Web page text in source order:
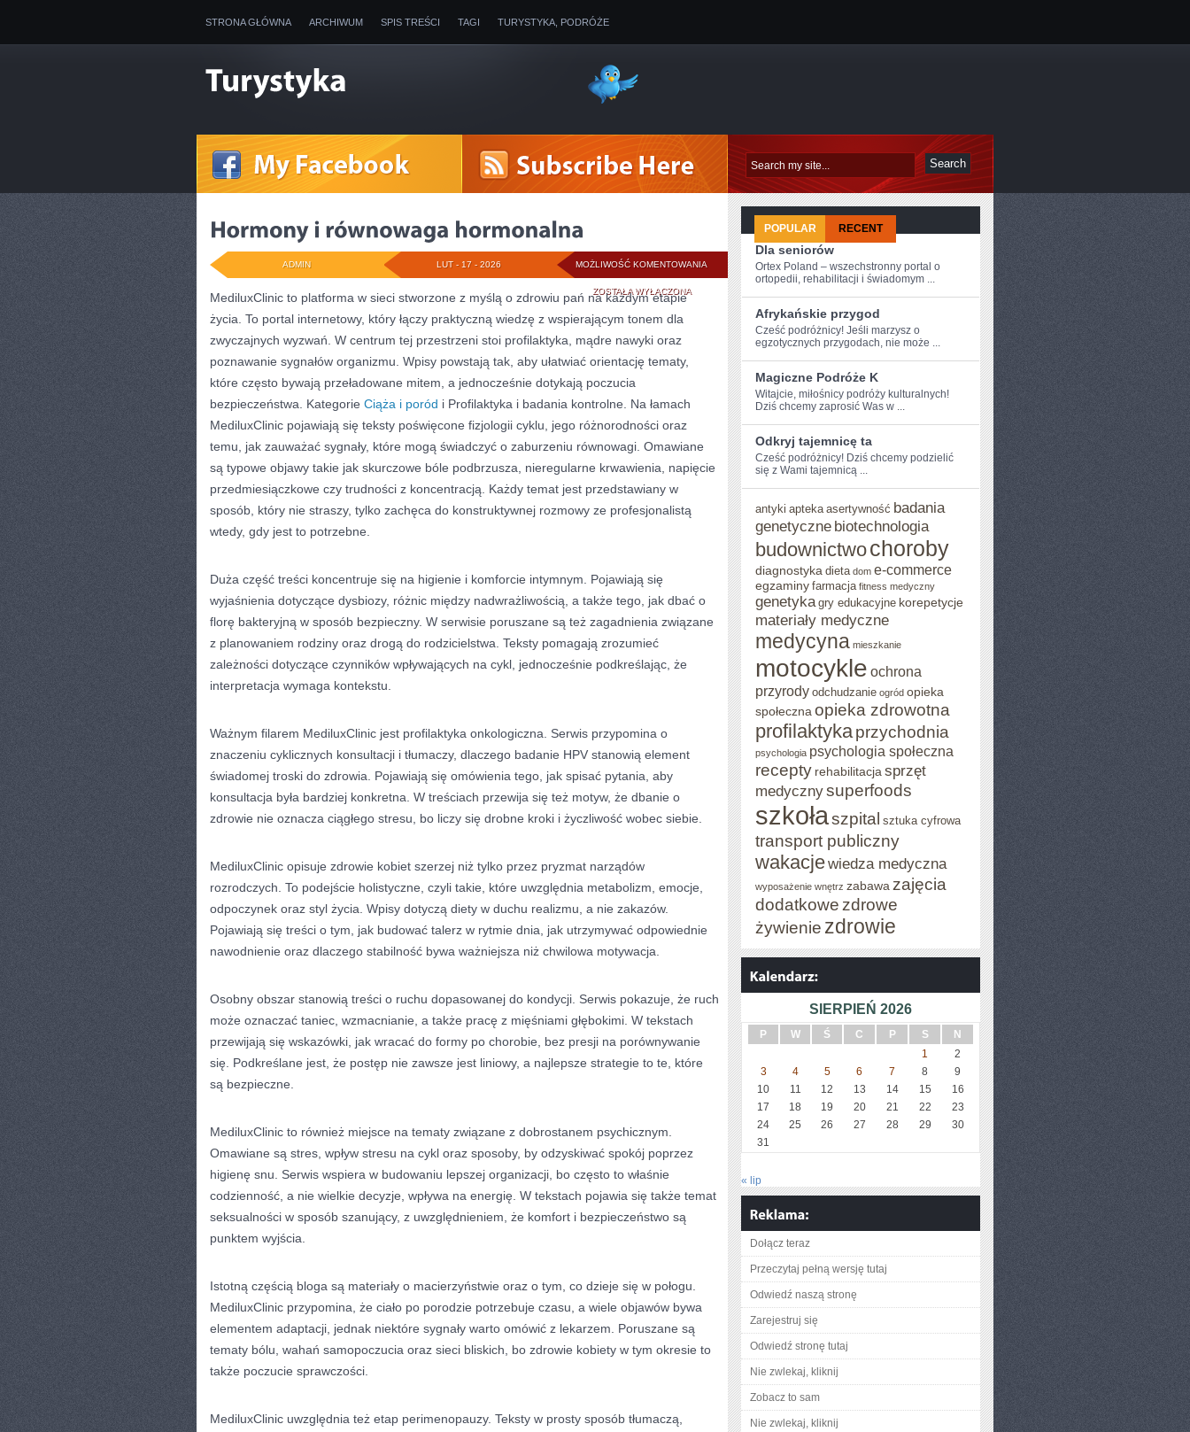
STRONA GŁÓWNA ARCHIWUM SPIS TREŚCI TAGI TURYSTYKA, PODRÓŻE
MOŻLIWOŚĆ KOMENTOWANIA HORMONY
RÓWNOWAGA
HORMONALNA
ZOSTAŁA WYŁĄCZONA
LUT - 17 - 2026
ADMIN
MediluxClinic to platforma w sieci stworzone z myślą o zdrowiu pań na każdym etapie
życia. To portal internetowy, który łączy praktyczną wiedzę z wspierającym tonem dla
zwyczajnych wyzwań. W centrum tej przestrzeni stoi profilaktyka, mądre nawyki oraz
poznawanie sygnałów organizmu. Wpisy powstają tak, aby ułatwiać orientację tematy,
które często bywają przeładowane mitem, a jednocześnie dotykają poczucia
bezpieczeństwa. Kategorie Ciąża i poród i Profilaktyka i badania kontrolne. Na łamach
MediluxClinic pojawiają się teksty poświęcone fizjologii cyklu, jego różnorodności oraz
temu, jak zauważać sygnały, które mogą świadczyć o zaburzeniu równowagi. Omawiane
są typowe objawy takie jak skurczowe bóle podbrzusza, nieregularne krwawienia, napięcie
przedmiesiączkowe czy trudności z koncentracją. Każdy temat jest przedstawiany w
sposób, który nie straszy, tylko zachęca do konstruktywnej rozmowy ze profesjonalistą
wtedy, gdy jest to potrzebne.
Duża część treści koncentruje się na higienie i komforcie intymnym. Pojawiają się
wyjaśnienia dotyczące dysbiozy, różnic między nadwrażliwością, a także tego, jak dbać o
florę bakteryjną w sposób bezpieczny. W serwisie poruszane są też zagadnienia związane
z planowaniem rodziny oraz drogą do rodzicielstwa. Teksty pomagają zrozumieć
zależności dotyczące czynników wpływających na cykl, jednocześnie podkreślając, że
interpretacja wymaga kontekstu.
Ważnym filarem MediluxClinic jest profilaktyka onkologiczna. Serwis przypomina o
znaczeniu cyklicznych konsultacji i tłumaczy, dlaczego badanie HPV stanowią element
świadomej troski do zdrowia. Pojawiają się omówienia tego, jak spisać pytania, aby
konsultacja była bardziej konkretna. W treściach przewija się też motyw, że dbanie o
zdrowie nie oznacza ciągłego stresu, bo liczy się drobne kroki i życzliwość wobec siebie.
MediluxClinic opisuje zdrowie kobiet szerzej niż tylko przez pryzmat narządów
rozrodczych. To podejście holistyczne, czyli takie, które uwzględnia metabolizm, emocje,
odpoczynek oraz styl życia. Wpisy dotyczą diety w duchu realizmu, a nie zakazów.
Pojawiają się treści o tym, jak budować talerz w rytmie dnia, jak utrzymywać odpowiednie
nawodnienie oraz dlaczego stabilność bywa ważniejsza niż chwilowa motywacja.
Osobny obszar stanowią treści o ruchu dopasowanej do kondycji. Serwis pokazuje, że ruch
może oznaczać taniec, wzmacnianie, a także pracę z mięśniami głębokimi. W tekstach
przewijają się wskazówki, jak wracać do formy po chorobie, bez presji na porównywanie
się. Podkreślane jest, że postęp nie zawsze jest liniowy, a najlepsze strategie to te, które
są bezpieczne.
MediluxClinic to również miejsce na tematy związane z dobrostanem psychicznym.
Omawiane są stres, wpływ stresu na cykl oraz sposoby, by odzyskiwać spokój poprzez
higienę snu. Serwis wspiera w budowaniu lepszej organizacji, bo często to właśnie
codzienność, a nie wielkie decyzje, wpływa na energię. W tekstach pojawia się także temat
seksualności w sposób szanujący, z uwzględnieniem, że komfort i bezpieczeństwo są
punktem wyjścia.
Istotną częścią bloga są materiały o macierzyństwie oraz o tym, co dzieje się w połogu.
MediluxClinic przypomina, że ciało po porodzie potrzebuje czasu, a wiele objawów bywa
elementem adaptacji, jednak niektóre sygnały warto omówić z lekarzem. Poruszane są
tematy bólu, wahań samopoczucia oraz sieci bliskich, bo zdrowie kobiety w tym okresie to
także poczucie sprawczości.
MediluxClinic uwzględnia też etap perimenopauzy. Teksty w prosty sposób tłumaczą,
POPULAR RECENT
Dla seniorów
Ortex Poland – wszechstronny portal o
ortopedii, rehabilitacji i świadomym ...
Afrykańskie przygod
Cześć podróżnicy!⁤ Jeśli marzysz o ​
egzotycznych przygodach, nie może ...
Magiczne Podróże K
Witajcie, miłośnicy podróży kulturalnych!‌
Dziś​ chcemy zaprosić Was w ...
Odkryj tajemnicę ta
Cześć podróżnicy! Dziś chcemy podzielić
się z Wami tajemnicą ...
antyki apteka asertywność badania
genetyczne biotechnologia
budownictwochoroby
diagnostyka dieta dom e-commerce
egzaminy farmacja fitness medyczny
genetyka gry edukacyjne korepetycje
materiały medyczne
medycyna mieszkanie
motocykle ochrona
przyrody odchudzanie ogród opieka
społeczna opieka zdrowotna
profilaktykaprzychodnia
psychologia psychologia społeczna
recepty rehabilitacja sprzęt
medycznysuperfoods
szkołaszpital sztuka cyfrowa
transport publiczny
wakacjewiedza medyczna
wyposażenie wnętrz zabawa zajęcia
dodatkowe zdrowe
żywienie zdrowie
SIERPIEŃ 2026
P W Ś C P S
N
1
2
3
4 5 6 7 8
9
10
11 12 13 14 15
16
17
18 19 20 21 22
23
24
25 26 27 28 29
30
31
« lip
Dołącz teraz
Przeczytaj pełną wersję tutaj
Odwiedź naszą stronę
Zarejestruj się
Odwiedź stronę tutaj
Nie zwlekaj, kliknij
Zobacz to sam
Nie zwlekaj, kliknij